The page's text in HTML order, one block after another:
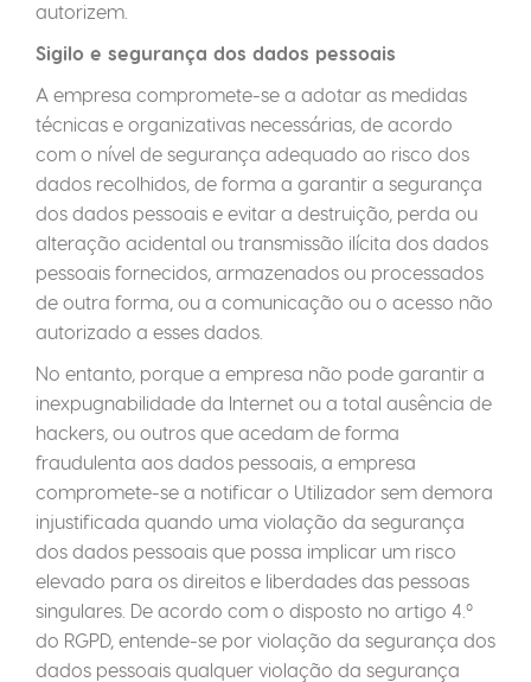
autorizem.
Sigilo e segurança dos dados pessoais
A empresa compromete-se a adotar as medidas
técnicas e organizativas necessárias, de acordo
com o nível de segurança adequado ao risco dos
dados recolhidos, de forma a garantir a segurança
dos dados pessoais e evitar a destruição, perda ou
alteração acidental ou transmissão ilícita dos dados
pessoais fornecidos, armazenados ou processados
de outra forma, ou a comunicação ou o acesso não
autorizado a esses dados.
No entanto, porque a empresa não pode garantir a
inexpugnabilidade da Internet ou a total ausência de
hackers, ou outros que acedam de forma
fraudulenta aos dados pessoais, a empresa
compromete-se a notificar o Utilizador sem demora
injustificada quando uma violação da segurança
dos dados pessoais que possa implicar um risco
elevado para os direitos e liberdades das pessoas
singulares. De acordo com o disposto no artigo 4.º
do RGPD, entende-se por violação da segurança dos
dados pessoais qualquer violação da segurança